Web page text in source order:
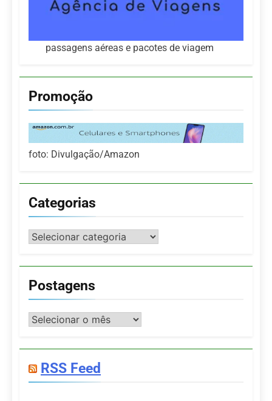
passagens aéreas e pacotes de viagem
Promoção
foto: Divulgação/Amazon
Categorias
Categorias
Postagens
Postagens
RSS Feed